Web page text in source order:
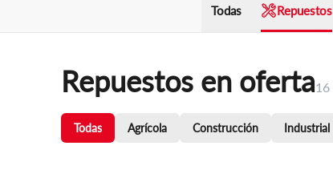
Todas Repuestos
Repuestos en oferta16
Todas Agrícola Construcción Industrial